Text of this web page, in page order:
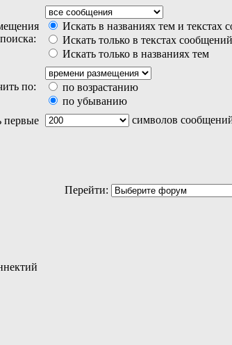
Искать в названиях тем и текстах
Искать только в текстах сообщений
Искать только в названиях тем
по:
по возрастанию
по убыванию
первые символов
Перейти: